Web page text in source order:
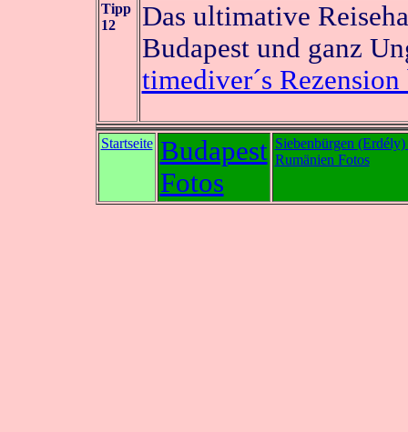
Tipp
12
Das ultimative
Budapest und ganz
timediver´s
Startseite Budapest
Fotos
Siebenbürgen
Rumänien Fotos